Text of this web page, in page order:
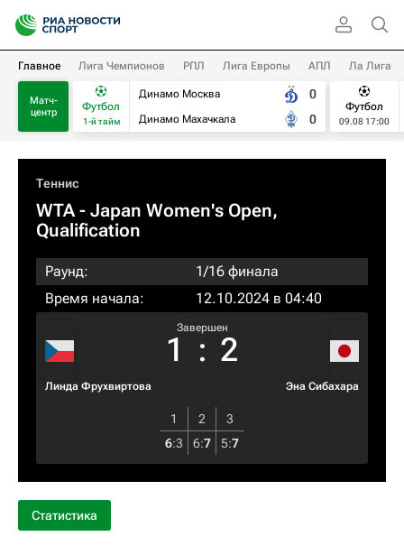
Главное Лига Чемпионов РПЛ Лига Европы АПЛ Ла Лига
Матч-
центр
Футбол
1-й тайм
Динамо Москва
Динамо Махачкала
0
0
Футбол
09.08 17:00
Теннис
WTA- Japan Women's Open,
Qualification
Раунд:
1/16 финала
Время начала:
12.10.2024 в 04:40
Линда Фрухвиртова
Завершен
1 : 2
Эна Сибахара
1 2
3
6:3 6:7 5:7
Статистика